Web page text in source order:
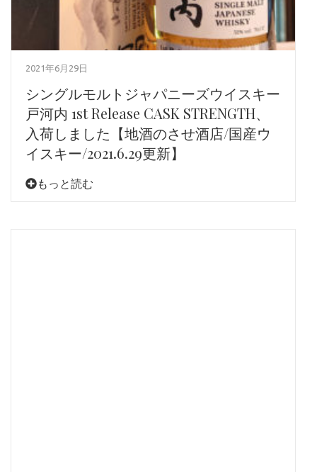
2021年6月29日
シングルモルトジャパニーズウイスキー
戸河内 1st Release CASK STRENGTH、
入荷しました【地酒のさせ酒店/国産ウ
イスキー/2021.6.29更新】
もっと読む